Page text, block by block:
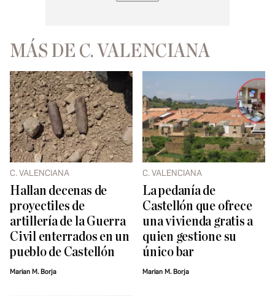
MÁS DE C. VALENCIANA
C. VALENCIANA
Hallan decenas de
proyectiles de
artillería de la Guerra
Civil enterrados en un
pueblo de Castellón
Marian M. Borja
C. VALENCIANA
La pedanía de
Castellón que ofrece
una vivienda gratis a
quien gestione su
único bar
Marian M. Borja